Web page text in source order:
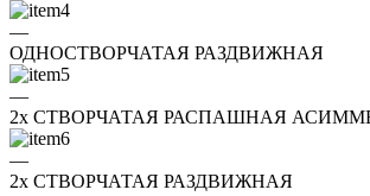
—
ОДНОСТВОРЧАТАЯ РАЗДВИЖНАЯ
—
2x СТВОРЧАТАЯ РАСПАШНАЯ
—
2x СТВОРЧАТАЯ РАЗДВИЖНАЯ